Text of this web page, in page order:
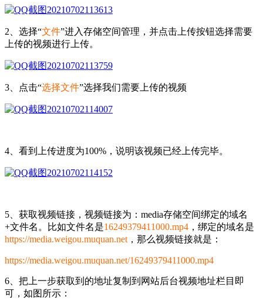
2、选择“文件”进入存储空间管理，并点击上传按钮选择需要
上传的视频进行上传。
3、点击“选择文件”选择我们需要上传的视频
4、看到上传进度为100%，说明该视频已经上传完毕。
5、获取视频链接，视频链接为：media存储空间绑定的域名
+文件名。比如文件名是16249379411000.mp4 ，绑定的域名是
https://media.weigou.muquan.net ，那么视频链接就是：
https://media.weigou.muquan.net/16249379411000.mp4
6、把上一步获取到的地址复制到网站后台视频地址栏目即
可，如图所示：